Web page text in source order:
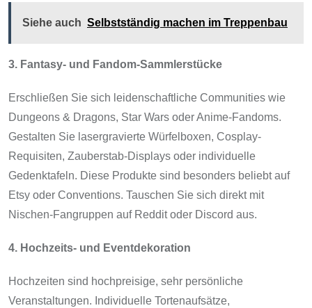
Siehe auch Selbstständig machen im Treppenbau
3. Fantasy- und Fandom-Sammlerstücke
Erschließen Sie sich leidenschaftliche Communities wie
Dungeons & Dragons, Star Wars oder Anime-Fandoms.
Gestalten Sie lasergravierte Würfelboxen, Cosplay-
Requisiten, Zauberstab-Displays oder individuelle
Gedenktafeln. Diese Produkte sind besonders beliebt auf
Etsy oder Conventions. Tauschen Sie sich direkt mit
Nischen-Fangruppen auf Reddit oder Discord aus.
4. Hochzeits- und Eventdekoration
Hochzeiten sind hochpreisige, sehr persönliche
Veranstaltungen. Individuelle Tortenaufsätze,